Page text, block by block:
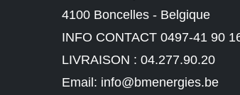
4100 Boncelles - Belgique
INFO CONTACT 0497-41 90
LIVRAISON : 04.277.90.20
Email: info@bmenergies.be